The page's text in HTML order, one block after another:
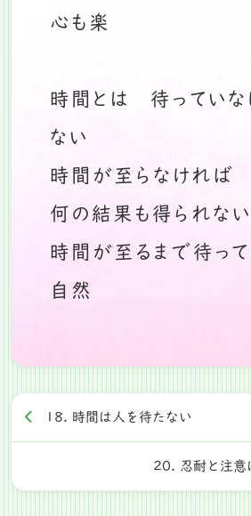
心も楽
時間とは 待っていな
ない
時間が至らなければ
何の結果も得られない
時間が至るまで待っ
自然
18. 時間は人を待たない
20. 忍耐と注意